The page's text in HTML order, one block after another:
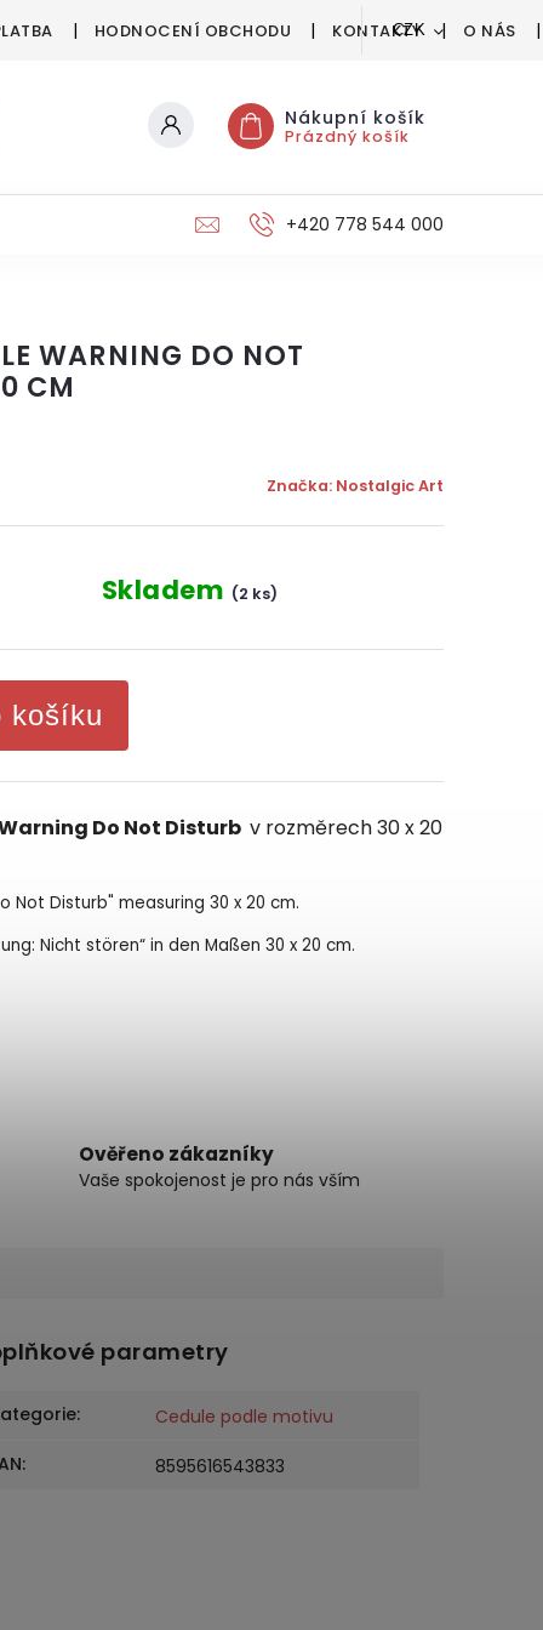
HODNOCENÍ OBCHODU KONTAKTY O NÁS
CZK
Nákupní košík
Prázdný košík
+420 778 544 000
WARNING DO NOT
CM
Značka: Nostalgic Art
Skladem (2 ks)
košíku
Do Not Disturb v rozměrech 30 x 20
Not Disturb" measuring 30 x 20 cm.
Nicht stören“ in den Maßen 30 x 20 cm.
Ověřeno zákazníky
Vaše spokojenost je pro nás vším
parametry
:
Cedule podle motivu
: 8595616543833